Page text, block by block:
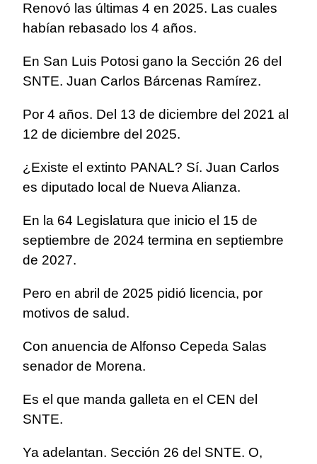
Renovó las últimas 4 en 2025. Las cuales
habían rebasado los 4 años.
En San Luis Potosi gano la Sección 26 del
SNTE. Juan Carlos Bárcenas Ramírez.
Por 4 años. Del 13 de diciembre del 2021 al
12 de diciembre del 2025.
¿Existe el extinto PANAL? Sí. Juan Carlos
es diputado local de Nueva Alianza.
En la 64 Legislatura que inicio el 15 de
septiembre de 2024 termina en septiembre
de 2027.
Pero en abril de 2025 pidió licencia, por
motivos de salud.
Con anuencia de Alfonso Cepeda Salas
senador de Morena.
Es el que manda galleta en el CEN del
SNTE.
Ya adelantan. Sección 26 del SNTE. O,